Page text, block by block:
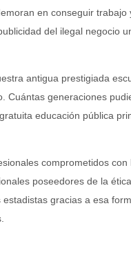
en conseguir trabajo
del ilegal negocio
antigua prestigiada
Cuántas generaciones
educación pública
comprometidos con
poseedores de la
gracias a esa